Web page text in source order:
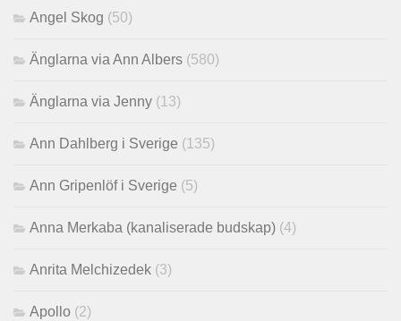
Angel Skog (50)
Änglarna via Ann Albers (580)
Änglarna via Jenny (13)
Ann Dahlberg i Sverige (135)
Ann Gripenlöf i Sverige (5)
Anna Merkaba (kanaliserade budskap) (4)
Anrita Melchizedek (3)
Apollo (2)